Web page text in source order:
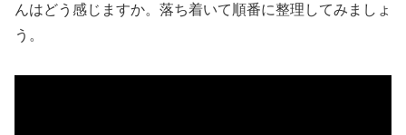
んはどう感じますか。落ち着いて順番に整理してみましょ
う。